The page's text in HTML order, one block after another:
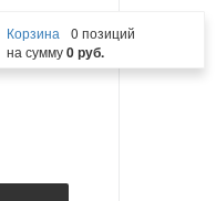
Корзина
0 позиций
на сумму0 руб.